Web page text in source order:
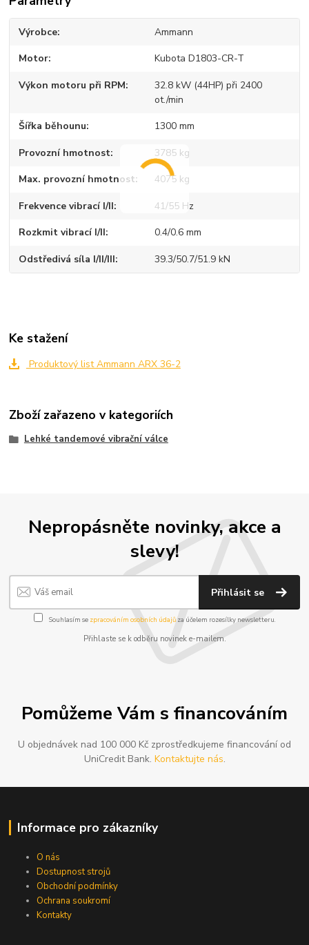
Výrobce Ammann
Motor Kubota D1803-CR-T
Výkon motoru při RPM
32.8 kW (44HP) při 2400
ot./min
Šířka běhounu 1300 mm
Provozní hmotnost 3785 kg
Max. provozní hmotnost 4075 kg
Frekvence vibrací I/II 41/55 Hz
Rozkmit vibrací I/II 0.4/0.6 mm
Odstředivá síla I/II/III 39.3/50.7/51.9 kN
Ke stažení
Produktový list Ammann ARX 36-2
Zboží zařazeno v kategoriích
Lehké tandemové vibrační válce
Nepropásněte novinky, akce a
slevy!
Přihlásit se
Souhlasím se zpracováním osobních údajůza účelem rozesílky newsletteru.
Přihlaste se k odběru novinek e-mailem.
Pomůžeme Vám s financováním
U objednávek nad 100 000 Kč zprostředkujeme financování od
UniCredit Bank. Kontaktujte nás.
Informace pro zákazníky
O nás
Dostupnost strojů
Obchodní podmínky
Ochrana soukromí
Kontakty